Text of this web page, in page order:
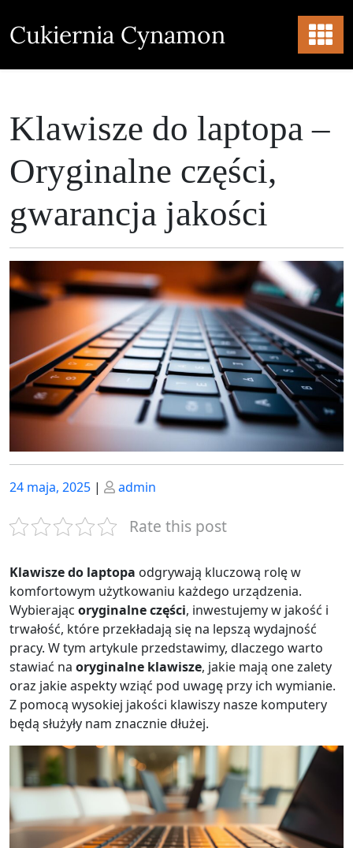
to
content
Cukiernia Cynamon
Klawisze do laptopa –
Oryginalne części,
gwarancja jakości
Posted
24 maja, 2025 | Posted
admin
Rate this post
Klawisze do laptopa odgrywają kluczową rolę w
komfortowym użytkowaniu każdego urządzenia.
Wybierając oryginalne części, inwestujemy w jakość i
trwałość, które przekładają się na lepszą wydajność
pracy. W tym artykule przedstawimy, dlaczego warto
stawiać na oryginalne klawisze, jakie mają one zalety
oraz jakie aspekty wziąć pod uwagę przy ich wymianie.
Z pomocą wysokiej jakości klawiszy nasze komputery
będą służyły nam znacznie dłużej.